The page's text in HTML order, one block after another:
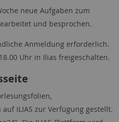
neue Aufgaben zum
und besprochen.
Anmeldung erforderlich.
Uhr in Ilias freigeschalten.
ILIAS zur Verfügung gestellt.